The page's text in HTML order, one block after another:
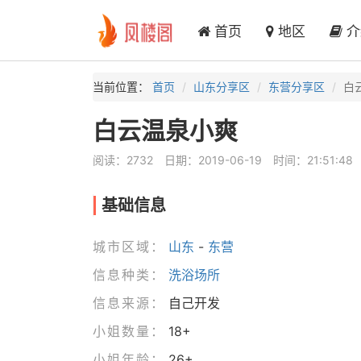
首页 地区 介
当前位置： 首页 山东分享区 东营分享区 白
白云温泉小爽
阅读：2732 日期：2019-06-19 时间：21:51:48
基础信息
城市区域： 山东 - 东营
信息种类：
洗浴场所
信息来源：
自己开发
小姐数量：
18+